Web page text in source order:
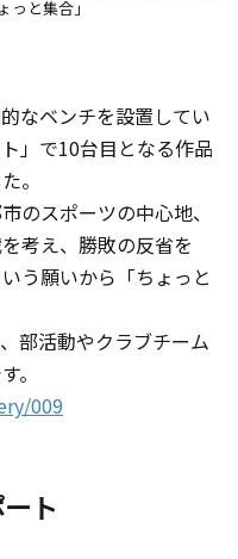
っと集合」
なベンチを設置してい
」で10台目となる作品
。
のスポーツの中心地、
考え、勝敗の反省を
う願いから「ちょっと
部活動やクラブチーム
。
009
ト